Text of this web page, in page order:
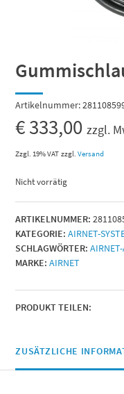
Artikelnummer:
€333,00 zzgl.
Zzgl. 19% VAT zzgl.Versand
Nicht vorrätig
ARTIKELNUMMER:
KATEGORIE: AIRNET-
SCHLAGWÖRTER:
MARKE:AIRNET
PRODUKT TEILEN:
ZUSÄTZLICHE